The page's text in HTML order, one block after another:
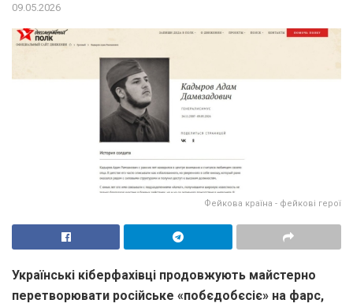
09.05.2026
Фейкова країна - фейкові герої
Українські кіберфахівці продовжують майстерно
перетворювати російське «побєдобєсіє» на фарс,